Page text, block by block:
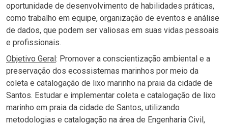
oportunidade de desenvolvimento de habilidades práticas,
como trabalho em equipe, organização de eventos e análise
de dados, que podem ser valiosas em suas vidas pessoais
e profissionais.
Objetivo Geral: Promover a conscientização ambiental e a
preservação dos ecossistemas marinhos por meio da
coleta e catalogação de lixo marinho na praia da cidade de
Santos. Estudar e implementar coleta e catalogação de lixo
marinho em praia da cidade de Santos, utilizando
metodologias e catalogação na área de Engenharia Civil,